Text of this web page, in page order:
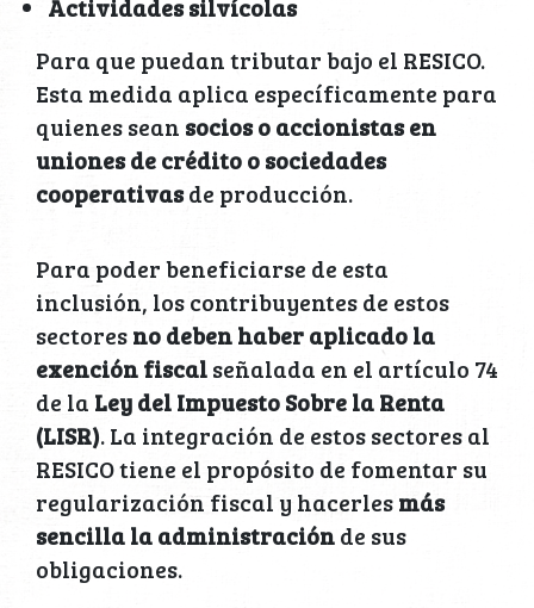
Actividades silvícolas
Para que puedan tributar bajo el RESICO.
Esta medida aplica específicamente para
quienes sean socios o accionistas en
uniones de crédito o sociedades
cooperativasde producción.
Para poder beneficiarse de esta
inclusión, los contribuyentes de estos
sectoresno deben haber aplicado la
exención fiscalseñalada en el artículo 74
de la Ley del Impuesto Sobre la Renta
(LISR). La integración de estos sectores al
RESICO tiene el propósito de fomentar su
regularización fiscal y hacerlesmás
sencilla la administraciónde sus
obligaciones.